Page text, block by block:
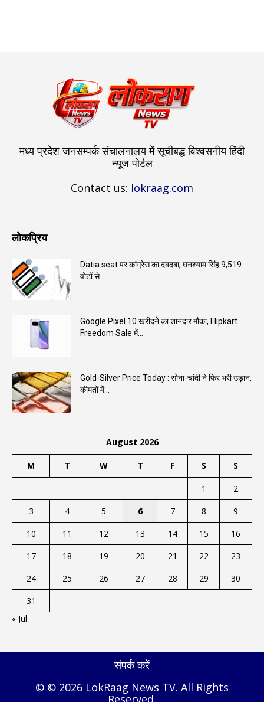
मध्य प्रदेश जनसम्पर्क संचालनालय में सूचीबद्ध विश्वसनीय हिंदी
न्यूज पोर्टल
Contact us: lokraag.com
लोकप्रिय
Datia seat पर कांग्रेस का दबदबा, घनश्याम सिंह 9,519
वोटों से...
Google Pixel 10 खरीदने का शानदार मौका, Flipkart
Freedom Sale में...
Gold-Silver Price Today : सोना-चांदी ने फिर भरी उड़ान,
कीमतों में...
August 2026
M T W T F S S
1
2
3
4 5 6 7 8
9
10
11 12 13 14 15
16
17
18 19 20 21 22
23
24
25 26 27 28 29
30
31
« Jul
संपर्क करें
© © 2026 LokRaag News TV. All Rights
Reserved.